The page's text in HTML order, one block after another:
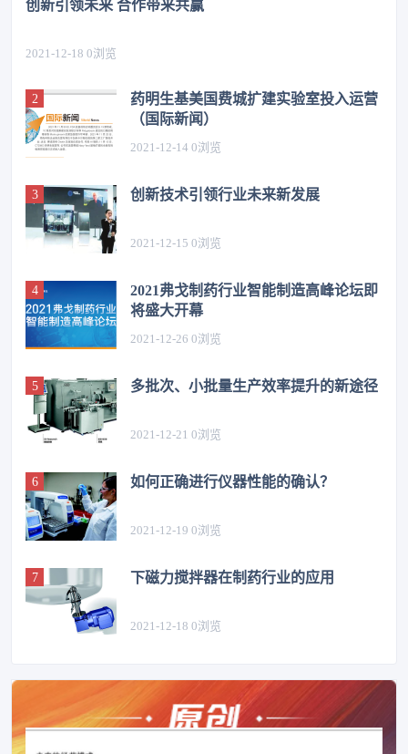
创新引领未来 合作带来共赢
2021-12-18 0浏览
药明生基美国费城扩建实验室投入运营
（国际新闻）
2021-12-14 0浏览
创新技术引领行业未来新发展
2021-12-15 0浏览
2021弗戈制药行业智能制造高峰论坛即
将盛大开幕
2021-12-26 0浏览
多批次、小批量生产效率提升的新途径
2021-12-21 0浏览
如何正确进行仪器性能的确认？
2021-12-19 0浏览
下磁力搅拌器在制药行业的应用
2021-12-18 0浏览